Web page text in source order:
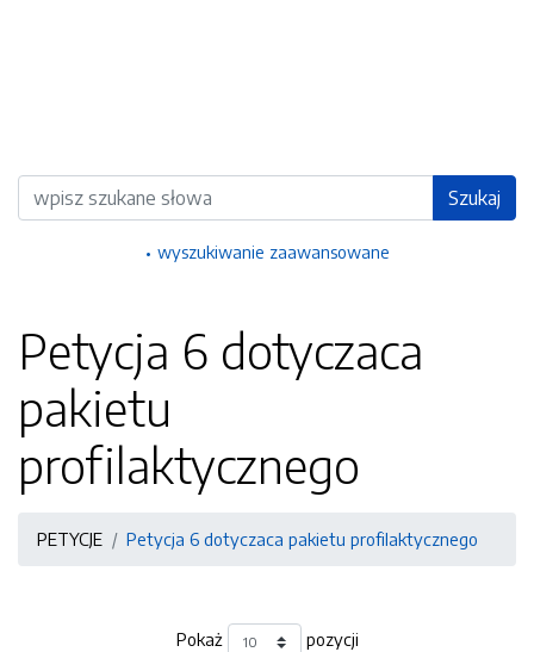
Wyszukiwarka Szukaj
wyszukiwanie zaawansowane
Petycja 6 dotyczaca
pakietu
profilaktycznego
PETYCJE Petycja 6 dotyczaca pakietu profilaktycznego
Pokaż pozycji